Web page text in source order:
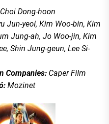
Choi Dong-hoon
Jun-yeol, Kim Woo-bin, Kim
Jung-ah, Jo Woo-jin, Kim
Shin Jung-geun, Lee Si-
Companies: Caper Film
Mozinet